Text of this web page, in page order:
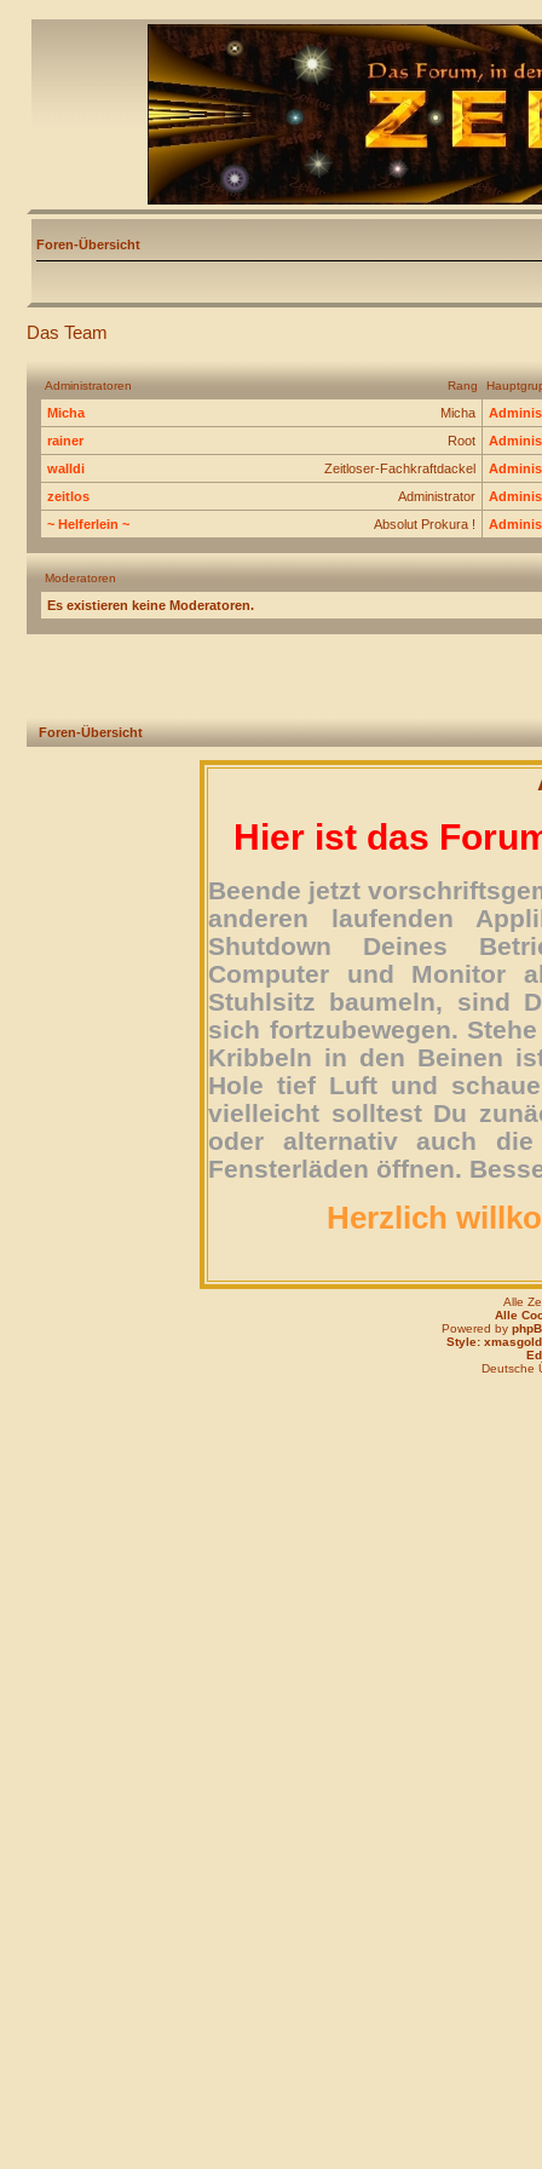
Foren-Übersicht
Das Team
Rang
Administratoren
Micha
Micha
Root
rainer
Zeitloser-Fachkraftdackel
walldi
Administrator
zeitlos
Absolut Prokura !
~ Helferlein ~
Moderatoren
Es existieren keine Moderatoren.
Foren-Übersicht
Hier ist das
Beende jetzt
anderen laufenden
Shutdown Deines
Computer und Monitor
Stuhlsitz baumeln, sind
sich fortzubewegen.
Kribbeln in den Beinen
Hole tief Luft und
vielleicht solltest Du
oder alternativ auch
Fensterläden öffnen.
Herzlich
Alle
Alle
Powered by
Style: xmasgold
Deutsche